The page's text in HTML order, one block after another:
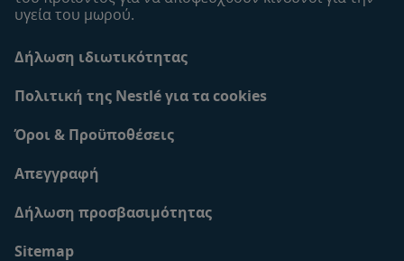
υγεία του μωρού.
Δήλωση ιδιωτικότητας
Πολιτική της Nestlé για τα cookies
Όροι & Προϋποθέσεις
Απεγγραφή
Δήλωση προσβασιμότητας
Sitemap